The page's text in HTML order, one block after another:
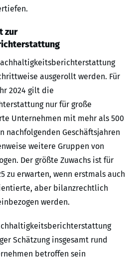
zur
ausgerollt werden. Für
2024 gilt die
nur für große
Unternehmen mit mehr als 500
nachfolgenden Geschäftsjahren
weitere Gruppen von
Der größte Zuwachs ist für
zu erwarten, wenn erstmals auch
aber bilanzrechtlich
werden.
Schätzung insgesamt rund
betroffen sein